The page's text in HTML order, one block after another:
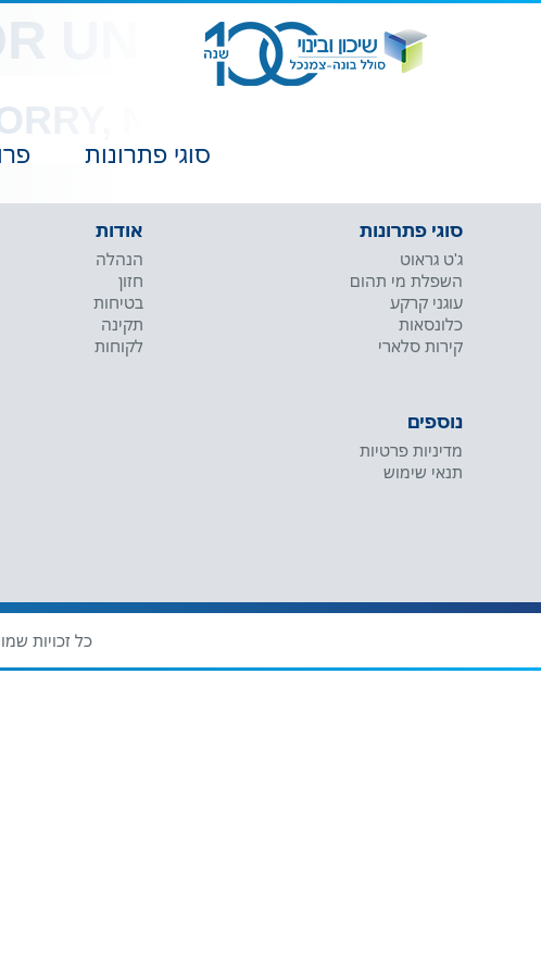
סוגי פתרונות
UNCATEGORIZED
NOTHING TO DISPLAY.
סוגי פתרונות
ג'ט גראוט
השפלת מי תהום
עוגני קרקע
כלונסאות
קירות סלארי
אודות
הנהלה
חזון
בטיחות
תקינה
לקוחות
נוספים
מדיניות פרטיות
תנאי שימוש
כל זכויות